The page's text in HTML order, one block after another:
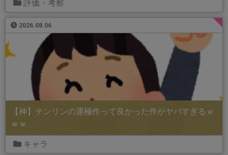
評価・考察
2026.08.06
【神】テンリンの運極作って良かった件がヤバすぎるｗ
ｗｗ
キャラ